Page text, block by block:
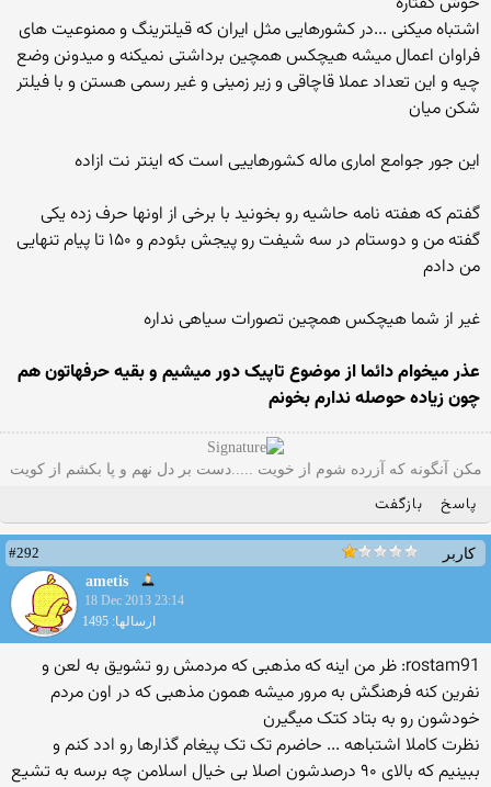
اشتباه میکنی ...در کشورهایی مثل ایران که قیلترینگ و ممنوعیت های
فراوان اعمال میشه هیچکس همچین برداشتی نمیکنه و میدونن وضع
چیه و این تعداد عملا قاچاقی و زیر زمینی و غیر رسمی هستن و با فیلتر
شکن میان
این جور جوامع اماری ماله کشورهاییی است که اینتر نت ازاده
گفتم که هفته نامه حاشیه رو بخونید با برخی از اونها حرف زده یکی
گفته من و دوستام در سه شیفت رو پیجش بئودم و ۱۵۰ تا پیام تنهایی
من دادم
غیر از شما هیچکس همچین تصورات سیاهی نداره
عذر میخوام دائما از موضوع تاپیک دور میشیم و بقیه حرفهاتون هم
چون زیاده حوصله ندارم بخونم
مکن آنگونه که آزرده شوم از خویت .....دست بر دل نهم و پا بکشم از کویت
پاسخ بازگفت
کاربر
#292
ametis
18 Dec 2013 23:14
ارسالها: 1495
rostam91: ظر من اینه که مذهبی که مردمش رو تشویق به لعن و
نفرین کنه فرهنگش به مرور میشه همون مذهبی که در اون مردم
خودشون رو به بتاد کتک میگیرن
نظرت کاملا اشتباهه ... حاضرم تک تک پیغام گذارها رو ادد کنم و
ببینیم که بالای ۹۰ درصدشون اصلا بی خیال اسلامن چه برسه به تشیع